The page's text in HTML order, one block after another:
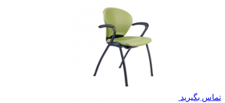
تماس بگیرید